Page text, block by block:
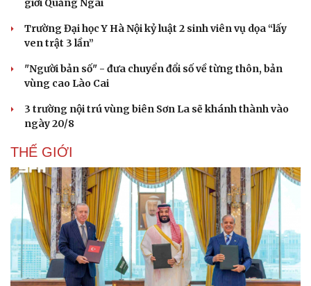
giới Quảng Ngãi
Trường Đại học Y Hà Nội kỷ luật 2 sinh viên vụ dọa “lấy
ven trật 3 lần”
"Người bản số" - đưa chuyển đổi số về từng thôn, bản
vùng cao Lào Cai
3 trường nội trú vùng biên Sơn La sẽ khánh thành vào
ngày 20/8
THẾ GIỚI